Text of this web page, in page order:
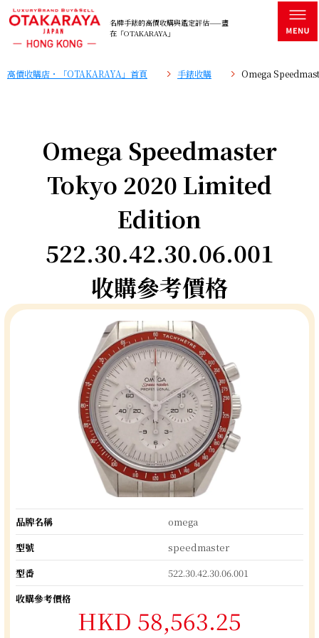
名牌手錶的高價收購與鑑定評估——盡
在「OTAKARAYA」
高價收購店・「OTAKARAYA」首頁 手錶收購 Omega
Omega Speedmaster
Tokyo 2020 Limited
Edition
522.30.42.30.06.001
收購參考價格
品牌名稱
omega
型號
speedmaster
型番
522.30.42.30.06.001
收購參考價格
HKD 58,563.25